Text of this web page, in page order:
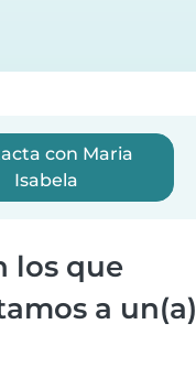
con Maria
Isabela
los que
a un(a)